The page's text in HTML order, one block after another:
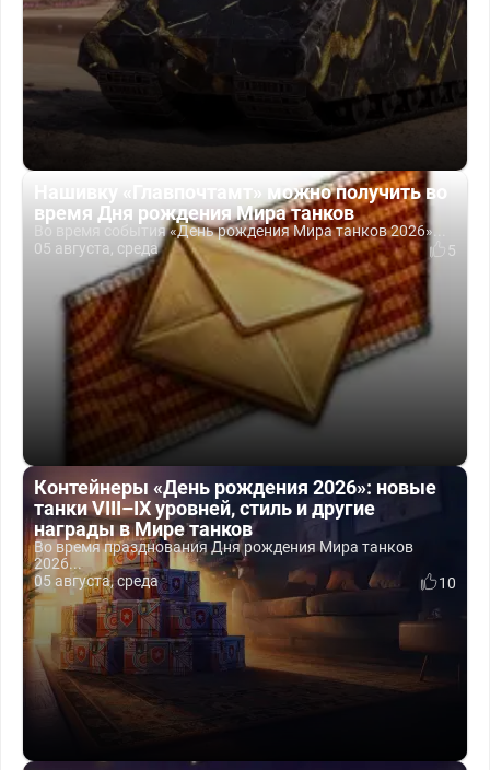
Нашивку «Главпочтамт» можно получить во
время Дня рождения Мира танков
Во время события «День рождения Мира танков 2026»...
05 августа, среда
5
Контейнеры «День рождения 2026»: новые
танки VIII–IX уровней, стиль и другие
награды в Мире танков
Во время празднования Дня рождения Мира танков
2026...
05 августа, среда
10